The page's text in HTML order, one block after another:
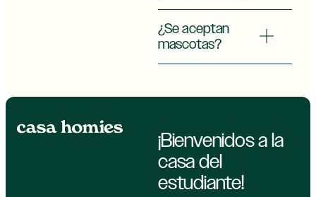
¿Se aceptan
mascotas?
¡Bienvenidos a la
casa del
estudiante!